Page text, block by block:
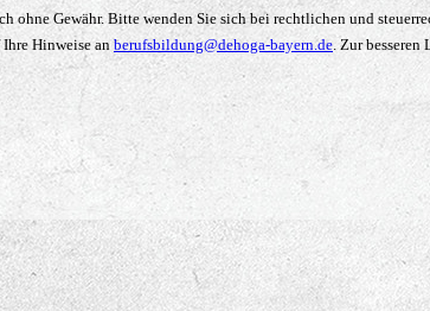
ohne Gewähr. Bitte wenden Sie sich bei rechtlichen und
Hinweise an berufsbildung@dehoga-bayern.de. Zur